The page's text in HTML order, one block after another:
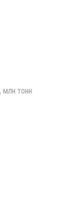
млн тонн